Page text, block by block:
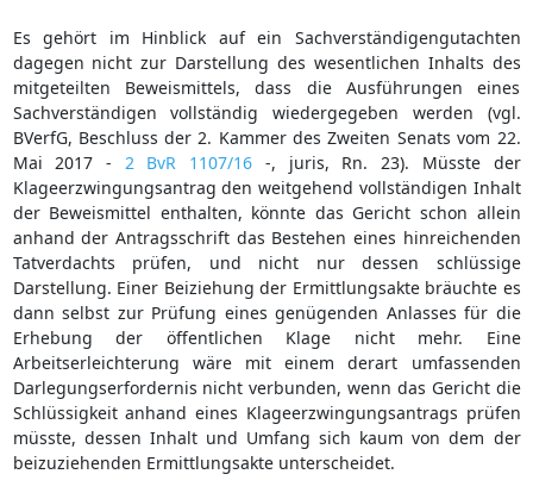
Es gehört im Hinblick auf ein Sachverständigengutachten
dagegen nicht zur Darstellung des wesentlichen Inhalts des
mitgeteilten Beweismittels, dass die Ausführungen eines
Sachverständigen vollständig wiedergegeben werden (vgl.
BVerfG, Beschluss der 2. Kammer des Zweiten Senats vom 22.
Mai 2017 - 2 BvR 1107/16 -, juris, Rn. 23). Müsste der
Klageerzwingungsantrag den weitgehend vollständigen Inhalt
der Beweismittel enthalten, könnte das Gericht schon allein
anhand der Antragsschrift das Bestehen eines hinreichenden
Tatverdachts prüfen, und nicht nur dessen schlüssige
Darstellung. Einer Beiziehung der Ermittlungsakte bräuchte es
dann selbst zur Prüfung eines genügenden Anlasses für die
Erhebung der öffentlichen Klage nicht mehr. Eine
Arbeitserleichterung wäre mit einem derart umfassenden
Darlegungserfordernis nicht verbunden, wenn das Gericht die
Schlüssigkeit anhand eines Klageerzwingungsantrags prüfen
müsste, dessen Inhalt und Umfang sich kaum von dem der
beizuziehenden Ermittlungsakte unterscheidet.